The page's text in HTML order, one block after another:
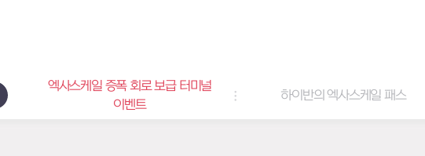
엑사스케일 증폭 회로 보급 터미널
이벤트
하이반의 엑사스케일 패스